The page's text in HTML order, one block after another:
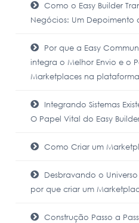
Como o Easy Builder
Negócios: Um Depoimento
Por que a Easy
integra o Melhor Envio e o
Marketplaces na plataforma
Integrando Sistemas
O Papel Vital do Easy
Como Criar um
Desbravando o
por que criar um
Construção Passo a